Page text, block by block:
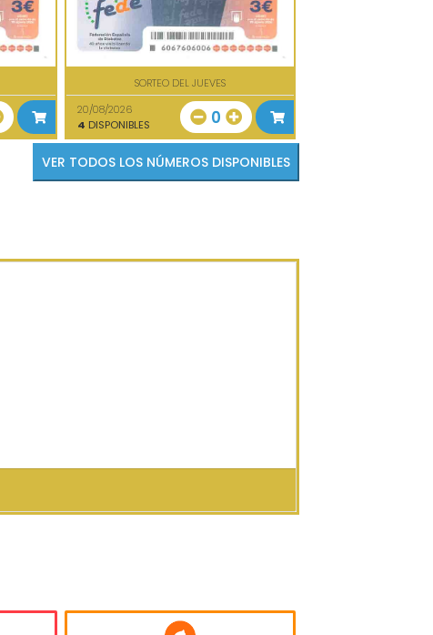
SORTEO DEL JUEVES
20/08/2026
4 DISPONIBLES 0
VER TODOS LOS NÚMEROS DISPONIBLES